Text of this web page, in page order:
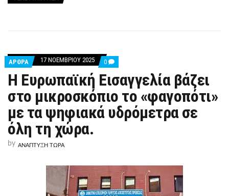
ΑΡΘΡΑ 17 ΝΟΕΜΒΡΊΟΥ 2025 0 COMMENTS
ON
Η
ΕΥΡΩΠΑΪΚΉ
ΕΙΣΑΓΓΕΛΊΑ
ΒΆΖΕΙ
ΣΤΟ
ΜΙΚΡΟΣΚΌΠΙΟ
ΌΛΗ
ΤΗ
ΧΏΡΑ.
Η Ευρωπαϊκή Εισαγγελία βάζει
στο μικροσκόπιο το «φαγοπότι»
με τα ψηφιακά υδρόμετρα σε
όλη τη χώρα.
by ΑΝΑΠΤΥΞΗ ΤΩΡΑ